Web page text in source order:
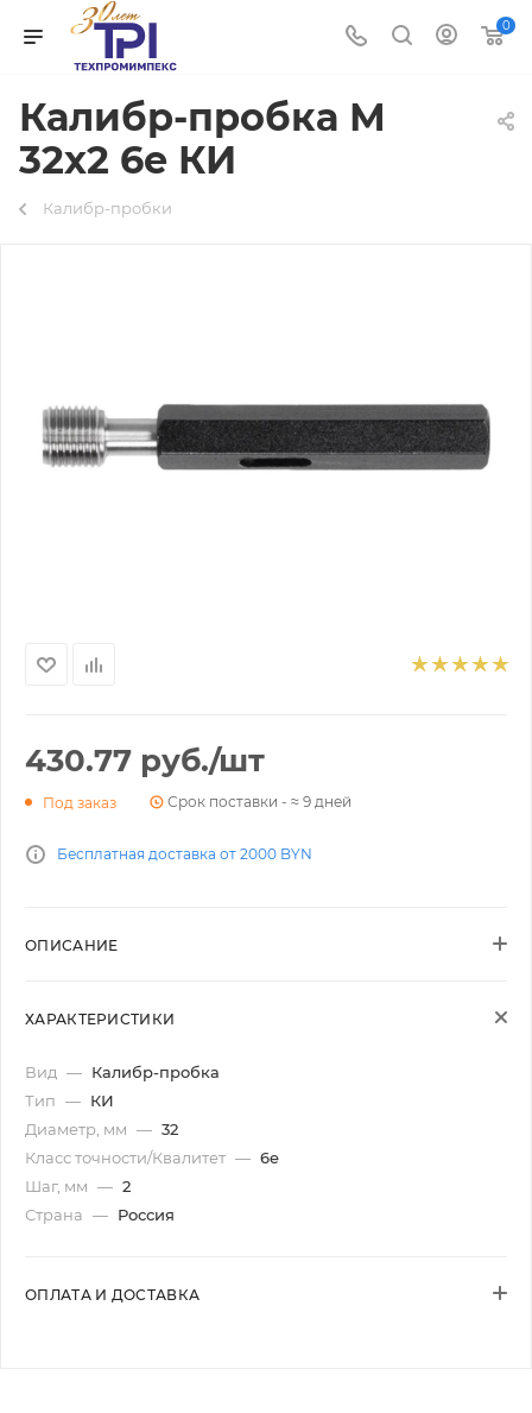
0
Калибр-пробка М
32х2 6e КИ
Калибр-пробки
430.77 руб./шт
Под заказ Срок поставки - ≈ 9 дней
Бесплатная доставка от 2000 BYN
ОПИСАНИЕ
ХАРАКТЕРИСТИКИ
Вид — Калибр-пробка
Тип — КИ
Диаметр, мм — 32
Класс точности/Квалитет — 6e
Шаг, мм — 2
Страна — Россия
ОПЛАТА И ДОСТАВКА